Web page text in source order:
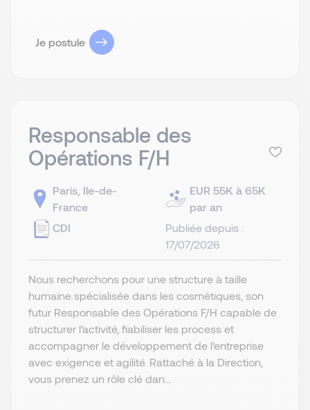
Je postule
Responsable des
Opérations F/H
Paris, Ile-de-
France
CDI
EUR 55K à 65K
par an
Publiée depuis :
17/07/2026
Nous recherchons pour une structure à taille
humaine spécialisée dans les cosmétiques, son
futur Responsable des Opérations F/H capable de
structurer l’activité, fiabiliser les process et
accompagner le développement de l’entreprise
avec exigence et agilité. Rattaché à la Direction,
vous prenez un rôle clé dan...